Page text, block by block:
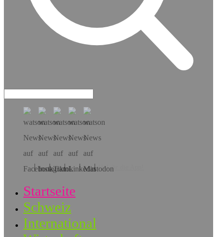
Hol dir die App!
Startseite
Schweiz
International